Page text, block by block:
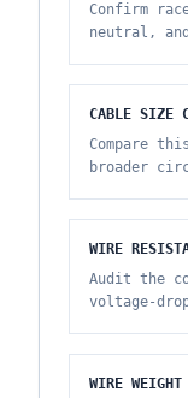
Confirm
neutral,
CABLE SIZE
Compare
broader
WIRE
Audit the
voltage-
WIRE WEIGHT